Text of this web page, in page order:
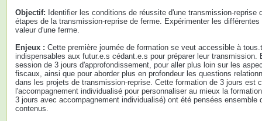
Objectif: Identifier les conditions de réussite d'une transmission-reprise
étapes de la transmission-reprise de ferme. Expérimenter les
valeur d'une ferme.
Enjeux : Cette première journée de formation se veut accessible à
indispensables aux futur.e.s cédant.e.s pour préparer leur transmission.
session de 3 jours d'approfondissement, pour aller plus loin sur les
fiscaux, ainsi que pour aborder plus en profondeur les questions
dans les projets de transmission-reprise. Cette formation de 3 jours est
l'accompagnement individualisé pour personnaliser au mieux la
3 jours avec accompagnement individualisé) ont été pensées ensemble
contenus.